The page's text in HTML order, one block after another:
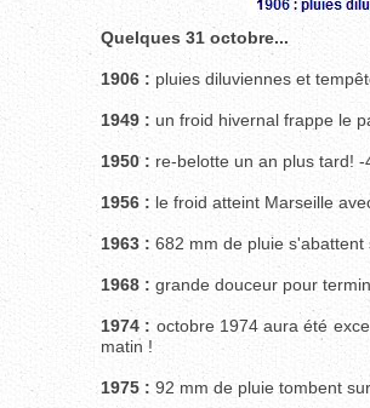
Quelques 31 octobre...
1906 : pluies diluviennes et
1949 : un froid hivernal frappe le
1950 : re-belotte un an plus tard! -
1956 : le froid atteint Marseille
1963 : 682 mm de pluie s'abattent
1968 : grande douceur pour
1974 : octobre 1974 aura été
matin !
1975 : 92 mm de pluie tombent